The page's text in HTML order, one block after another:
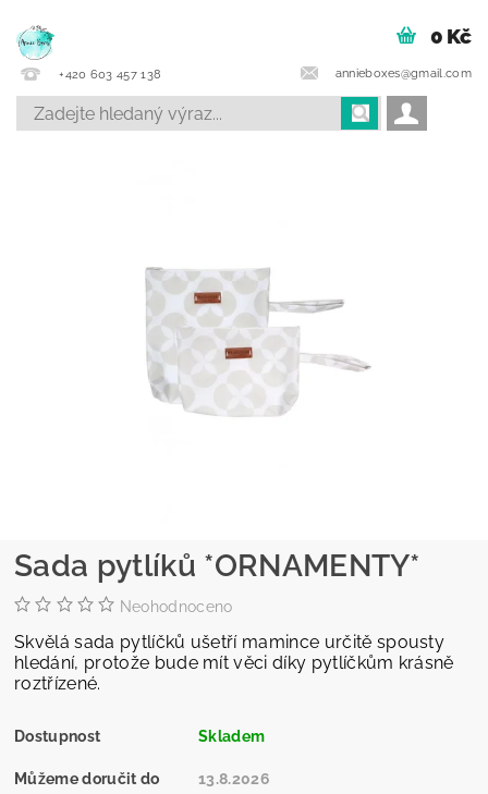
+420 603 457 138 annieboxes@gmail.com
0 Kč
Sada pytlíků *ORNAMENTY*
Neohodnoceno
Skvělá sada pytlíčků ušetří mamince určitě spousty
hledání, protože bude mít věci díky pytlíčkům krásně
roztřízené.
Dostupnost Skladem
Můžeme doručit do 13.8.2026